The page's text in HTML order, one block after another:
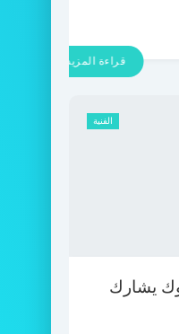
قراءة المزيد
الفنية
يشارك